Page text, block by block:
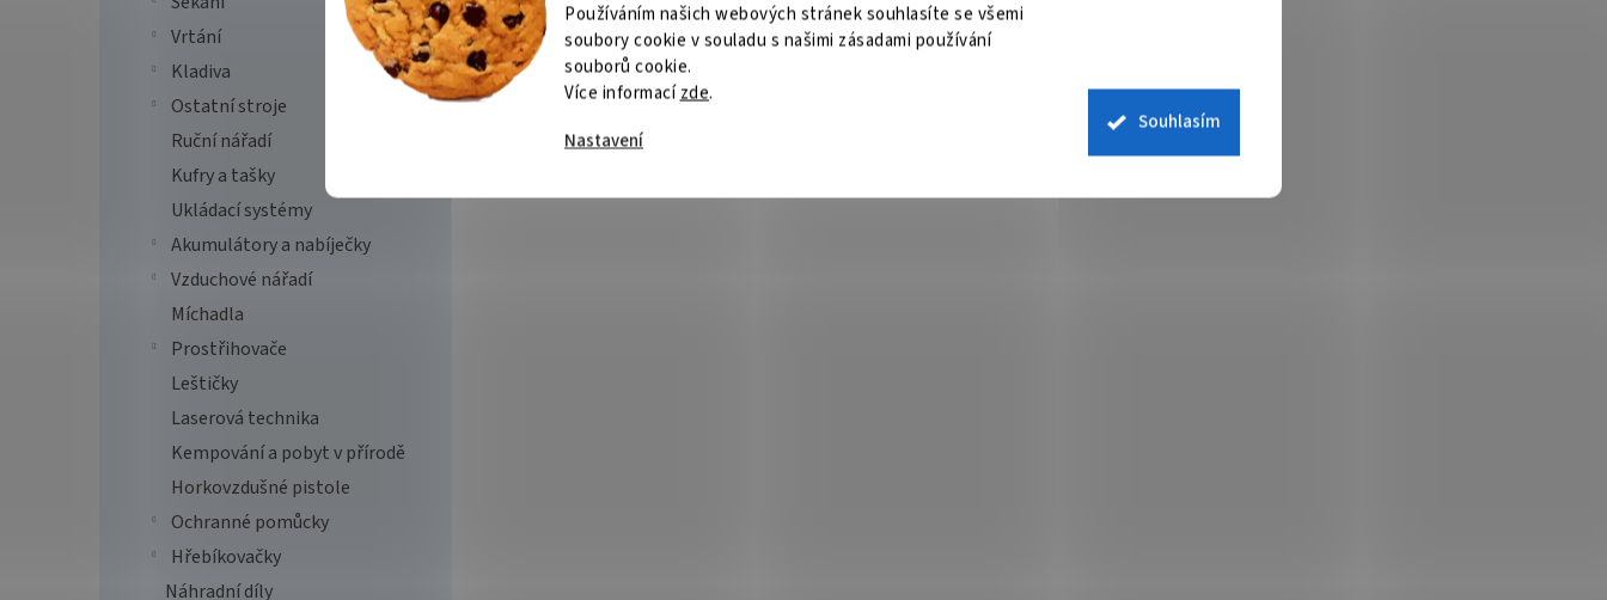
Používáním našich webových stránek souhlasíte se všemi
soubory cookie v souladu s našimi zásadami používání
souborů cookie.
Více informacízde.
Nastavení
Souhlasím
Vrtání
Kladiva
Ostatní stroje
Ruční nářadí
Kufry a tašky
Ukládací systémy
Akumulátory a nabíječky
Vzduchové nářadí
Míchadla
Prostřihovače
Leštičky
Laserová technika
Kempování a pobyt v přírodě
Horkovzdušné pistole
Ochranné pomůcky
Hřebíkovačky
Náhradní díly